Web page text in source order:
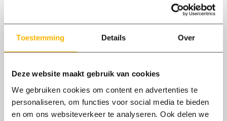
Toestemming Details Over
Deze website maakt gebruik van cookies
We gebruiken cookies om content en advertenties te
personaliseren, om functies voor social media te bieden
en om ons websiteverkeer te analyseren. Ook delen we
eenmaal tijd en aandacht nodig. Voor sommige
vacatures heb je een rijbewijs nodig of moet je
vaardigheid vaak wel bespreekbaar.